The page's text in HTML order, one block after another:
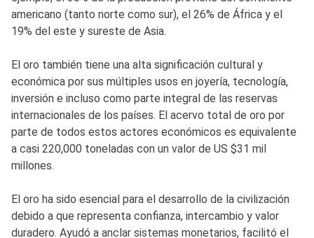
americano (tanto norte como sur), el 26% de África y el
19% del este y sureste de Asia.
El oro también tiene una alta significación cultural y
económica por sus múltiples usos en joyería, tecnología,
inversión e incluso como parte integral de las reservas
internacionales de los países. El acervo total de oro por
parte de todos estos actores económicos es equivalente
a casi 220,000 toneladas con un valor de US $31 mil
millones.
El oro ha sido esencial para el desarrollo de la civilización
debido a que representa confianza, intercambio y valor
duradero. Ayudó a anclar sistemas monetarios, facilitó el